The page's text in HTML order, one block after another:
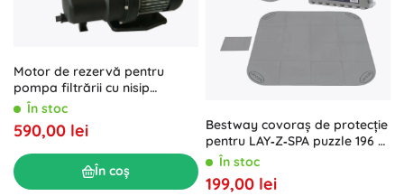
Motor de rezervă pentru
pompa filtrării cu nisip
ProStar 4 (până în 2014)
În stoc
590,00 lei
În coș
Bestway covoraș de protecție
pentru LAY‑Z‑SPA puzzle 196 ×
196 cm
În stoc
199,00 lei